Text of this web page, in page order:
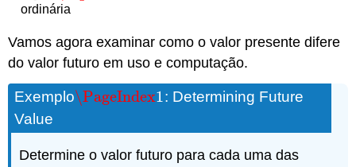
ordinária
Vamos agora examinar como o valor presente difere
do valor futuro em uso e computação.
Exemplo\PageIndex1
\PageIndex1: Determining Future
Value
Determine o valor futuro para cada uma das